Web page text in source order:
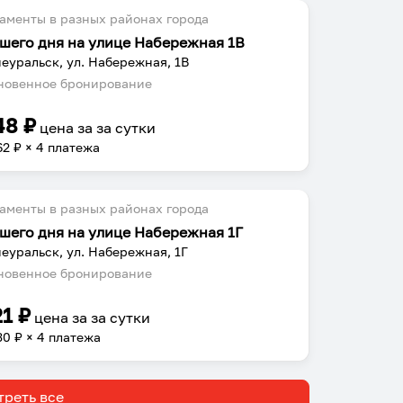
в разных районах города
дня на улице Набережная 1В
ул. Набережная, 1В
бронирование
₽ цена заза сутки
₽ × 4 платежа
в разных районах города
дня на улице Набережная 1Г
ул. Набережная, 1Г
бронирование
₽ цена заза сутки
₽ × 4 платежа
все